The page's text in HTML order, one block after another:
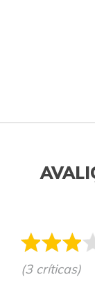
(3 críticas)